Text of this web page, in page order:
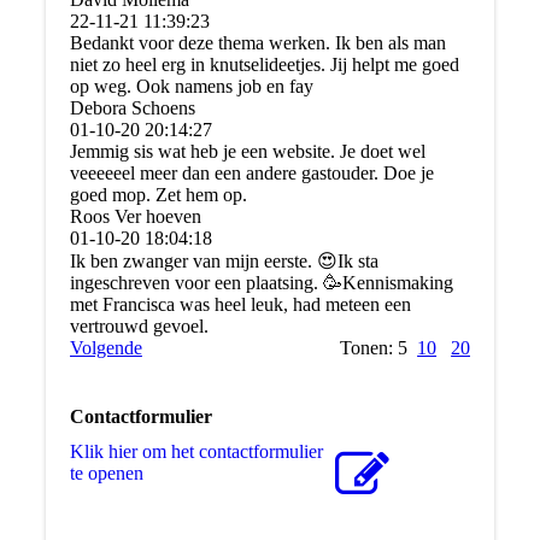
22-11-21 11:39:23
Bedankt voor deze thema werken. Ik ben als man
niet zo heel erg in knutselideetjes. Jij helpt me goed
op weg. Ook namens job en fay
Debora Schoens
01-10-20 20:14:27
Jemmig sis wat heb je een website. Je doet wel
veeeeeel meer dan een andere gastouder. Doe je
goed mop. Zet hem op.
Roos Ver hoeven
01-10-20 18:04:18
Ik ben zwanger van mijn eerste. 😍Ik sta
ingeschreven voor een plaatsing. 🥳Kennismaking
met Francisca was heel leuk, had meteen een
vertrouwd gevoel.
Volgende
Tonen: 5 10 20
Contactformulier
Klik hier om het contactformulier
te openen